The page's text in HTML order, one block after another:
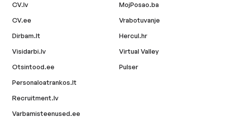
CV.lv
CV.ee
Dirbam.lt
Visidarbi.lv
Otsintood.ee
Personaloatrankos.lt
Recruitment.lv
Varbamisteenused.ee
MojPosao.ba
Vrabotuvanje
Hercul.hr
Virtual Valley
Pulser